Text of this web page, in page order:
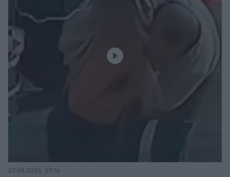
07.08.2026, 07:16